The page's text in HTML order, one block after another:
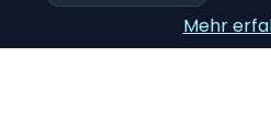
Mehr
Rahmenmaterial: Das